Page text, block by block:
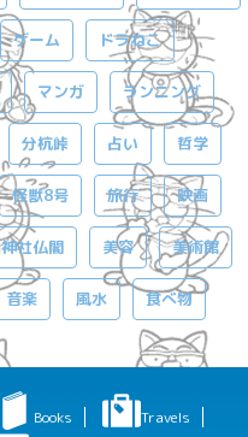
ゲーム ドラねこ
マンガ ランニング
分杭峠 占い 哲学
怪獣8号 旅行 映画
神社仏閣 美容 美術館
音楽 風水 食べ物
Books
Travels